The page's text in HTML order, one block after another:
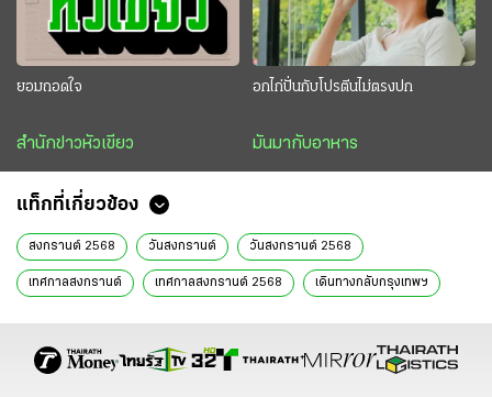
ยอมถอดใจ
สำนักข่าวหัวเขียว
อกไก่ปั่นกับโปรตีนไม่ตรงปก
มันมากับอาหาร
แท็กที่เกี่ยวข้อง
สงกรานต์ 2568 วันสงกรานต์ วันสงกรานต์ 2568
เทศกาลสงกรานต์ เทศกาลสงกรานต์ 2568 เดินทางกลับกรุงเทพฯ
สงกรานต์ถนนข้าวสาร สงกรานต์พระประแดง เหะหะพาที ซูม